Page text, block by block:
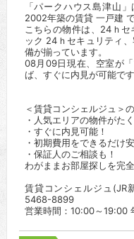
「パークハウス島津山
2002年築の賃貸 一戸建 で
こちらの物件は、24ｈ
ック 24ｈセキュリティ
備が揃っています。
08月09日現在、空室が
ば、すぐに内見が可能です
＜賃貸コンシェルジュ＞
・人気エリアの物件がた
・すぐに内見可能！
・初期費用をできるだけ
・保証人のご相談も！
わがままお部屋探しを完
賃貸コンシェルジュ(JR
5468-8899
営業時間：10:00～19:00